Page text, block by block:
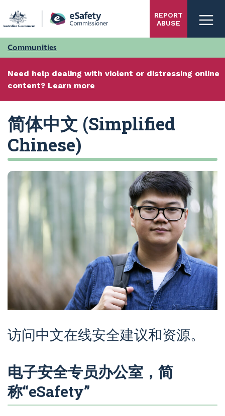
main
REPORT
ABUSE
Communities
Need help dealing with violent or distressing online
content? Learn more
简体中文 (Simplified
Chinese)
访问中文在线安全建议和资源。
电子安全专员办公室，简
称“eSafety”